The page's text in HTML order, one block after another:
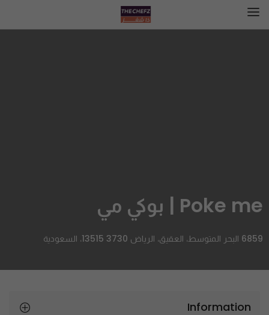
Poke me | بوكي مي
6859 البحر المتوسط، العقيق، الرياض 13515 3730، السعودية
Information